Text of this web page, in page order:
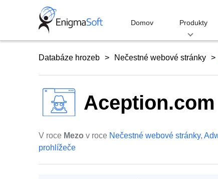
Domov Produkty
Databáze hrozeb Nečestné webové stránky
Aception.com
V roce Mezo v roce Nečestné webové stránky,
prohlížeče